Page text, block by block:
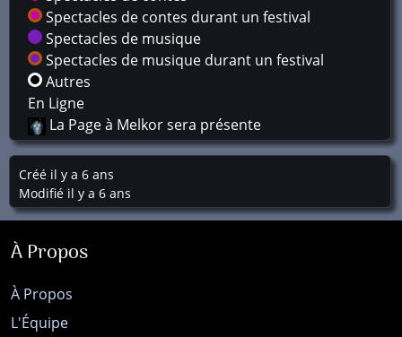
Spectacles de contes durant un festival
Spectacles de musique
Spectacles de musique durant un festival
Autres
En Ligne
La Page à Melkor sera présente
Créé il y a 6 ans
Modifié il y a 6 ans
À Propos
À Propos
L'Équipe